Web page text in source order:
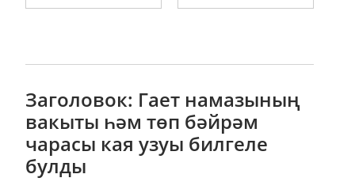
Заголовок: Гает намазының
вакыты һәм төп бәйрәм
чарасы кая узуы билгеле
булды